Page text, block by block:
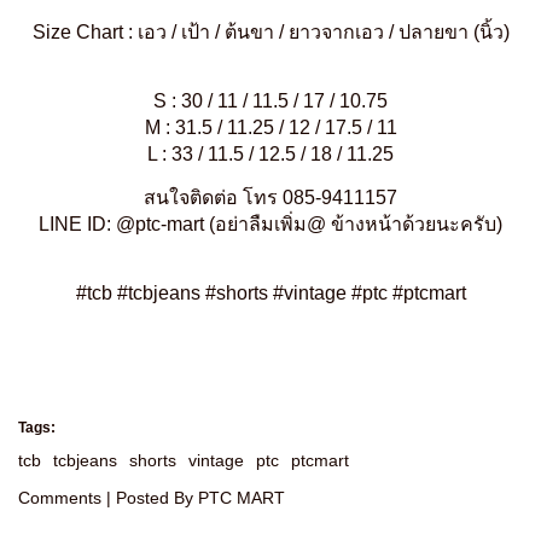
Size Chart : เอว / เป้า / ต้นขา / ยาวจากเอว / ปลายขา (นิ้ว)
S : 30 / 11 / 11.5 / 17 / 10.75
M : 31.5 / 11.25 / 12 / 17.5 / 11
L : 33 / 11.5 / 12.5 / 18 / 11.25
สนใจติดต่อ โทร 085-9411157
LINE ID: @ptc-mart (อย่าลืมเพิ่ม@ ข้างหน้าด้วยนะครับ)
#tcb #tcbjeans #shorts #vintage #ptc #ptcmart
Tags:
tcb tcbjeans shorts vintage ptc
ptcmart
Comments | Posted By PTC MART